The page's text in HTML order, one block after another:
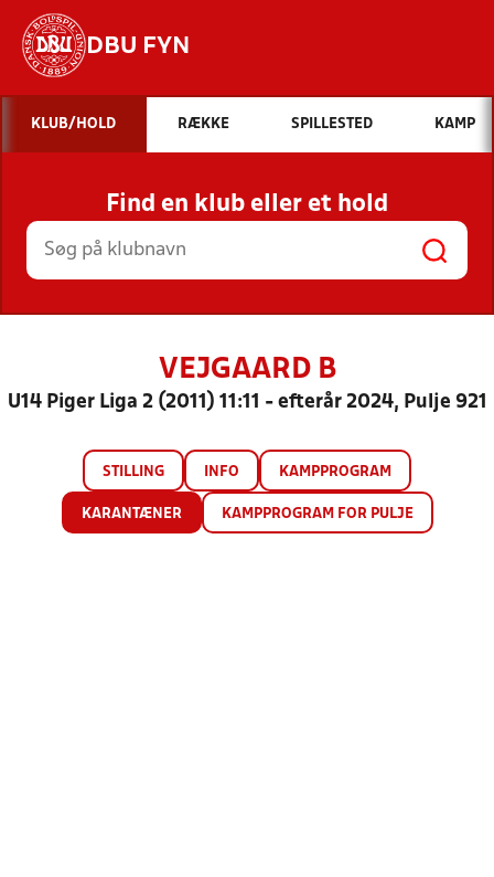
DBU FYN
Hvad vil du søge efter?
INDHOLD OG NYHEDER
STILLINGER, RESULTATER, KLUBBER OG
HOLD
KLUB/HOLD RÆKKE SPILLESTED KAMP
Find en klub eller et hold
VEJGAARD B
U14 Piger Liga 2 (2011) 11:11 - efterår 2024, Pulje 921
STILLING INFO KAMPPROGRAM
KARANTÆNER KAMPPROGRAM FOR PULJE